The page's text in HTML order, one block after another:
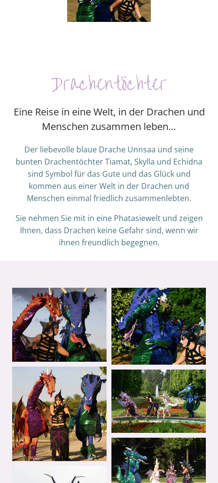
Drachentöchter
Eine Reise in eine Welt, in der Drachen und
Menschen zusammen leben…
Der liebevolle blaue Drache Unnsaa und seine
bunten Drachentöchter Tiamat, Skylla und Echidna
sind Symbol für das Gute und das Glück und
kommen aus einer Welt in der Drachen und
Menschen einmal friedlich zusammenlebten.
Sie nehmen Sie mit in eine Phatasiewelt und zeigen
Ihnen, dass Drachen keine Gefahr sind, wenn wir
ihnen freundlich begegnen.